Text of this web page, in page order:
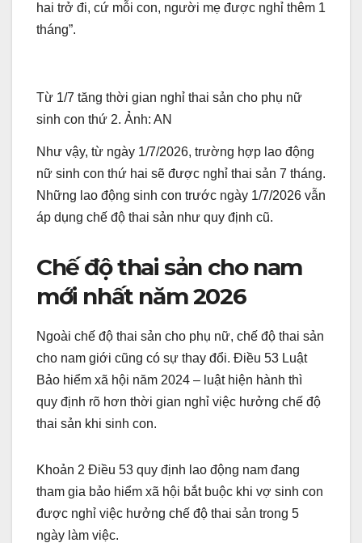
hai trở đi, cứ mỗi con, người mẹ được nghỉ thêm 1
tháng”.
Từ 1/7 tăng thời gian nghỉ thai sản cho phụ nữ
sinh con thứ 2. Ảnh: AN
Như vậy, từ ngày 1/7/2026, trường hợp lao động
nữ sinh con thứ hai sẽ được nghỉ thai sản 7 tháng.
Những lao động sinh con trước ngày 1/7/2026 vẫn
áp dụng chế độ thai sản như quy định cũ.
Chế độ thai sản cho nam
mới nhất năm 2026
Ngoài chế độ thai sản cho phụ nữ, chế độ thai sản
cho nam giới cũng có sự thay đổi. Điều 53 Luật
Bảo hiểm xã hội năm 2024 – luật hiện hành thì
quy định rõ hơn thời gian nghỉ việc hưởng chế độ
thai sản khi sinh con.
Khoản 2 Điều 53 quy định lao động nam đang
tham gia bảo hiểm xã hội bắt buộc khi vợ sinh con
được nghỉ việc hưởng chế độ thai sản trong 5
ngày làm việc.